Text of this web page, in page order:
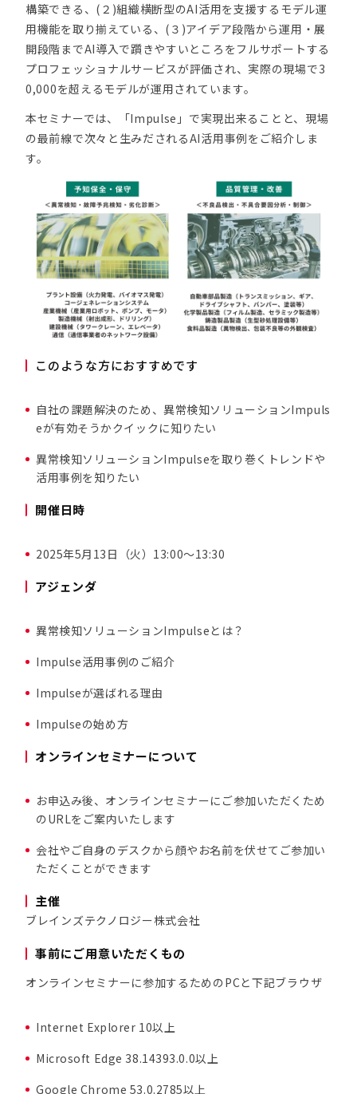
構築できる、(２)組織横断型のAI活用を支援するモデル運
用機能を取り揃えている、(３)アイデア段階から運用・展
開段階までAI導入で躓きやすいところをフルサポートする
プロフェッショナルサービスが評価され、実際の現場で3
0,000を超えるモデルが運用されています。
本セミナーでは、「Impulse」で実現出来ることと、現場
の最前線で次々と生みだされるAI活用事例をご紹介しま
す。
このような方におすすめです
自社の課題解決のため、異常検知ソリューションImpuls
eが有効そうかクイックに知りたい
異常検知ソリューションImpulseを取り巻くトレンドや
活用事例を知りたい
開催日時
2025年5月13日（火）13:00〜13:30
アジェンダ
異常検知ソリューションImpulseとは？
Impulse活用事例のご紹介
Impulseが選ばれる理由
Impulseの始め方
オンラインセミナーについて
お申込み後、オンラインセミナーにご参加いただくため
のURLをご案内いたします
会社やご自身のデスクから顔やお名前を伏せてご参加い
ただくことができます
主催
ブレインズテクノロジー株式会社
事前にご用意いただくもの
オンラインセミナーに参加するためのPCと下記ブラウザ
Internet Explorer 10以上
Microsoft Edge 38.14393.0.0以上
Google Chrome 53.0.2785以上